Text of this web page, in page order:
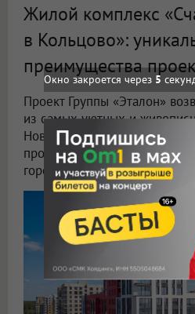
Жилой комплекс
в Кольцово»:
преимущества
Проект Группы «Эталон»
из самых уютных и
Новосибирской области.
проекта позволяет ему
городской среды и
Окно закроется через 4